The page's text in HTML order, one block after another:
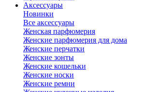
Аксессуары
Новинки
Все аксессуары
Женская парфюмерия
Женские парфюмерия для дома
Женские перчатки
Женские зонты
Женские кошельки
Женские носки
Женские ремни